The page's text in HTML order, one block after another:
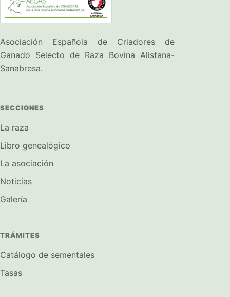
Asociación Española de Criadores de
Ganado Selecto de Raza Bovina Alistana-
Sanabresa.
SECCIONES
La raza
Libro genealógico
La asociación
Noticias
Galería
TRÁMITES
Catálogo de sementales
Tasas